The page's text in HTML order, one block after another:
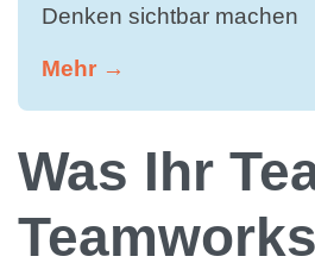
Denken sichtbar machen
Mehr →
Was Ihr